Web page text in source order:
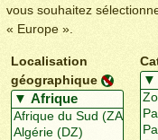
vous souhaitez
« Europe ».
Localisation
géographique